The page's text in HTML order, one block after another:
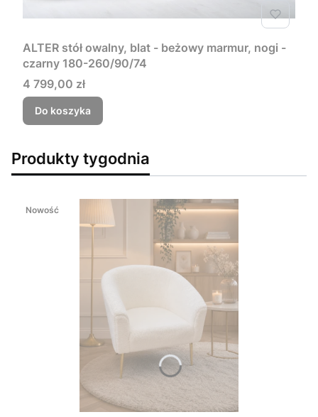
ALTER stół owalny, blat - beżowy marmur, nogi -
czarny 180-260/90/74
Cena
4 799,00 zł
Do koszyka
Produkty tygodnia
Nowość